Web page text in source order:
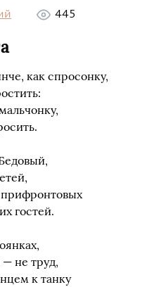
445
как спросонку,
прифронтовых
гостей.
— не труд,
к танку